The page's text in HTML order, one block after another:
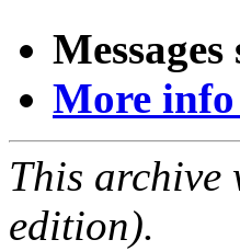
More
This archive
edition).